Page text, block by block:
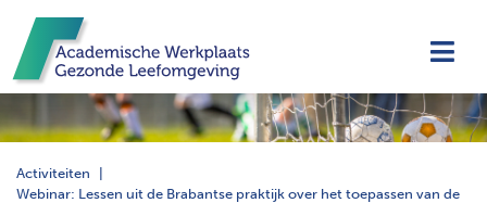
Activiteiten
Webinar: Lessen uit de Brabantse praktijk over het toepassen van de